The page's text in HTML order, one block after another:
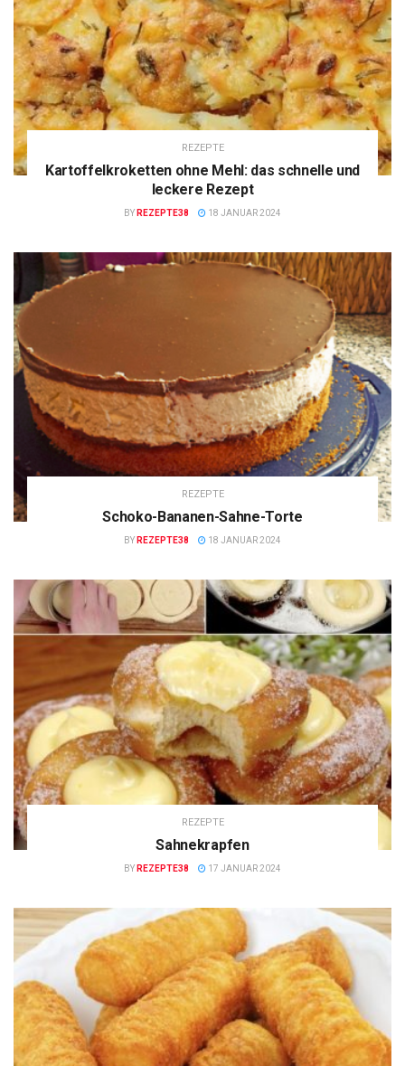
REZEPTE
Kartoffelkroketten ohne Mehl: das schnelle und
leckere Rezept
BY REZEPTE38 18 JANUAR 2024
REZEPTE
Schoko-Bananen-Sahne-Torte
BY REZEPTE38 18 JANUAR 2024
REZEPTE
Sahnekrapfen
BY REZEPTE38 17 JANUAR 2024